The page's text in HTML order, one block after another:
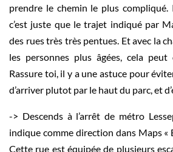
prendre le chemin le plus compliqué.
c’est juste que le trajet indiqué par
des rues très très pentues. Et avec la
les personnes plus âgées, cela peut
Rassure toi, il y a une astuce pour
d’arriver plutot par le haut du parc, et
-> Descends à l’arrêt de métro
indique comme direction dans Maps «
Cette rue est équipée de plusieurs